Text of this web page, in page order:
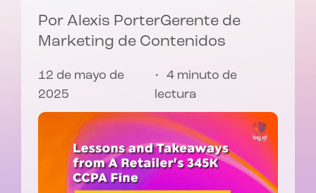
Por Alexis PorterGerente de
Marketing de Contenidos
12 de mayo de
2025
4 minuto de
lectura